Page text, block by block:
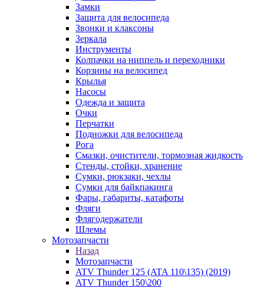
Замки
Защита для велосипеда
Звонки и клаксоны
Зеркала
Инструменты
Колпачки на ниппель и переходники
Корзины на велосипед
Крылья
Насосы
Одежда и защита
Очки
Перчатки
Подножки для велосипеда
Рога
Смазки, очистители, тормозная жидкость
Стенды, стойки, хранение
Сумки, рюкзаки, чехлы
Сумки для байкпакинга
Фары, габариты, катафоты
Фляги
Флягодержатели
Шлемы
Мотозапчасти
Назад
Мотозапчасти
ATV Thunder 125 (ATA 110\135) (2019)
ATV Thunder 150\200